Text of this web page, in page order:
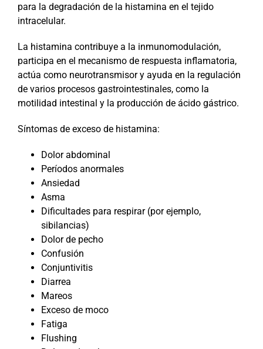
para la degradación de la histamina en el tejido
intracelular.
La histamina contribuye a la inmunomodulación,
participa en el mecanismo de respuesta inflamatoria,
actúa como neurotransmisor y ayuda en la regulación
de varios procesos gastrointestinales, como la
motilidad intestinal y la producción de ácido gástrico.
Síntomas de exceso de histamina:
Dolor abdominal
Períodos anormales
Ansiedad
Asma
Dificultades para respirar (por ejemplo,
sibilancias)
Dolor de pecho
Confusión
Conjuntivitis
Diarrea
Mareos
Exceso de moco
Fatiga
Flushing